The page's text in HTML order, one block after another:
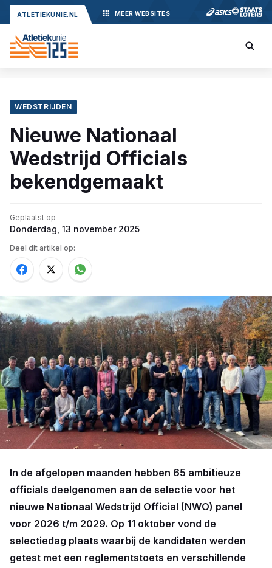
ATLETIEKUNIE.NL MEER WEBSITES
WEDSTRIJDEN
Nieuwe Nationaal
Wedstrijd Officials
bekendgemaakt
Geplaatst op
Donderdag, 13 november 2025
Deel dit artikel op:
In de afgelopen maanden hebben 65 ambitieuze
officials deelgenomen aan de selectie voor het
nieuwe Nationaal Wedstrijd Official (NWO) panel
voor 2026 t/m 2029. Op 11 oktober vond de
selectiedag plaats waarbij de kandidaten werden
getest met een reglementstoets en verschillende